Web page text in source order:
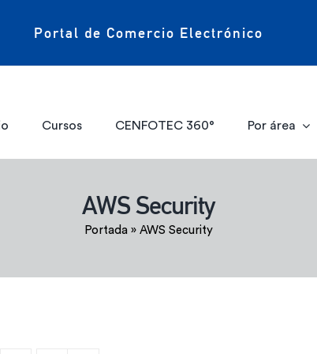
Portal de Comercio Electrónico
Cursos CENFOTEC 360° Por área
AWS Security
Portada» AWS Security